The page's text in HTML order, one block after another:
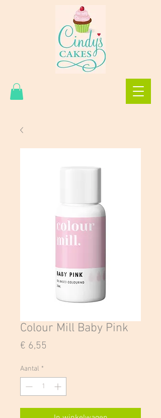
Colour Mill Baby Pink
€ 6,55
Aantal *